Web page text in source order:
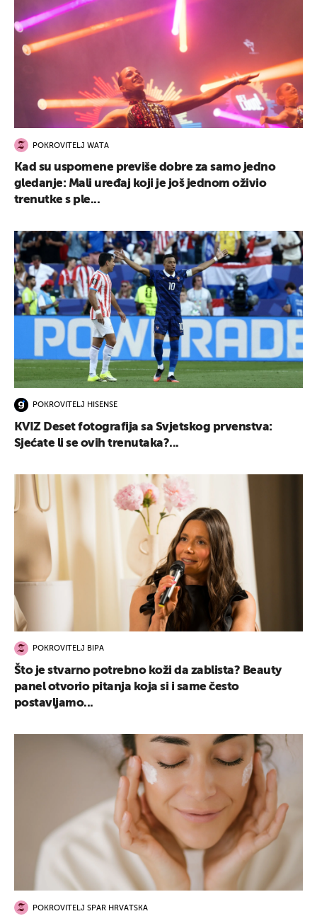
POKROVITELJ WATA
Kad su uspomene previše dobre za samo jedno
gledanje: Mali uređaj koji je još jednom oživio
trenutke s ple...
POKROVITELJ HISENSE
KVIZ Deset fotografija sa Svjetskog prvenstva:
Sjećate li se ovih trenutaka?...
POKROVITELJ BIPA
Što je stvarno potrebno koži da zablista? Beauty
panel otvorio pitanja koja si i same često
postavljamo...
POKROVITELJ SPAR HRVATSKA